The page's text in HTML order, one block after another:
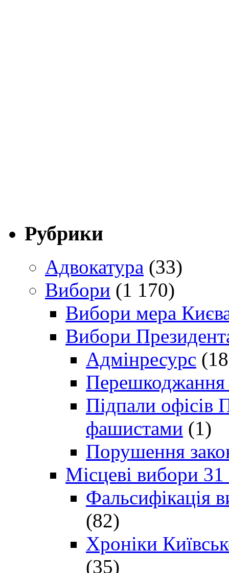
Рубрики
Адвокатура (33)
Вибори (1 170)
Вибори мера
Вибори
Адмінресурс
Перешкоджання
Підпали офісів
фашистами (1)
Порушення
Місцеві вибори
Фальсифікація
(82)
Хроніки
(35)